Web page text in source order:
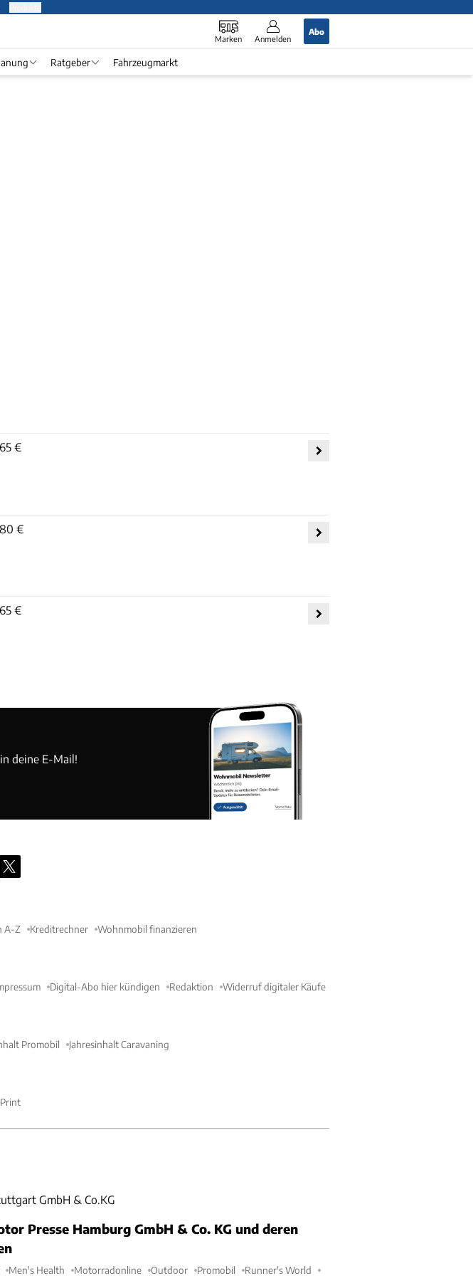
Marken Anmelden
Abo
Ratgeber Fahrzeugmarkt
€
€
€
deine E-Mail!
A-Z Kreditrechner Wohnmobil finanzieren
Digital-Abo hier kündigen Redaktion Widerruf digitaler Käufe
Promobil Jahresinhalt Caravaning
GmbH & Co.KG
Presse Hamburg GmbH & Co. KG und deren
Men's Health Motorradonline Outdoor Promobil Runner's World